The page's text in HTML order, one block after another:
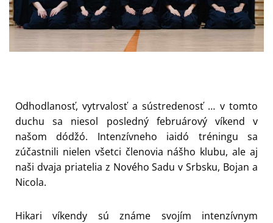
Odhodlanosť, vytrvalosť a sústredenosť … v tomto
duchu sa niesol posledný februárový víkend v
našom dódžó. Intenzívneho iaidó tréningu sa
zúčastnili nielen všetci členovia nášho klubu, ale aj
naši dvaja priatelia z Nového Sadu v Srbsku, Bojan a
Nicola.
Hikari víkendy sú známe svojím intenzívnym